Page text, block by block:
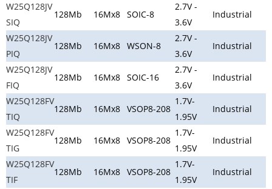
W25Q128JV
SIQ
128Mb 16Mx8 SOIC-8
2.7V -
3.6V
Industrial
W25Q128JV
PIQ
128Mb 16Mx8 WSON-8
2.7V -
3.6V
Industrial
W25Q128JV
FIQ
128Mb 16Mx8 SOIC-16
2.7V -
3.6V
Industrial
W25Q128FV
TIQ
128Mb 16Mx8 VSOP8-208
1.7V-
1.95V
Industrial
W25Q128FV
TIG
128Mb 16Mx8 VSOP8-208
1.7V-
1.95V
Industrial
W25Q128FV
TIF
128Mb 16Mx8 VSOP8-208
1.7V-
1.95V
Industrial